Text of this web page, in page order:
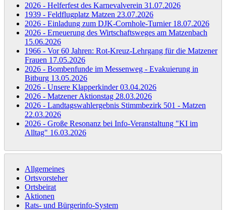
2026 - Helferfest des Karnevalverein 31.07.2026
1939 - Feldflugplatz Matzen 23.07.2026
2026 - Einladung zum DJK-Cornhole-Turnier 18.07.2026
2026 - Erneuerung des Wirtschaftsweges am Matzenbach
15.06.2026
1966 - Vor 60 Jahren: Rot-Kreuz-Lehrgang für die Matzener
Frauen 17.05.2026
2026 - Bombenfunde im Messenweg - Evakuierung in
Bitburg 13.05.2026
2026 - Unsere Klapperkinder03.04.2026
2026 - Matzener Aktionstag 28.03.2026
2026 - Landtagswahlergebnis Stimmbezirk 501 - Matzen
22.03.2026
2026 - Große Resonanz bei Info-Veranstaltung "KI im
Alltag" 16.03.2026
Allgemeines
Ortsvorsteher
Ortsbeirat
Aktionen
Rats- und Bürgerinfo-System